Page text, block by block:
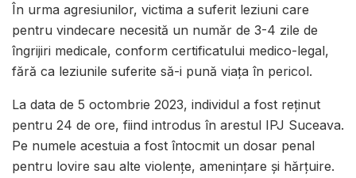
În urma agresiunilor, victima a suferit leziuni care
pentru vindecare necesită un număr de 3-4 zile de
îngrijiri medicale, conform certificatului medico-legal,
fără ca leziunile suferite să-i pună viața în pericol.
La data de 5 octombrie 2023, individul a fost reținut
pentru 24 de ore, fiind introdus în arestul IPJ Suceava.
Pe numele acestuia a fost întocmit un dosar penal
pentru lovire sau alte violențe, amenințare și hărțuire.